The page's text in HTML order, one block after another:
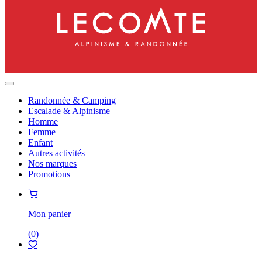
Randonnée & Camping
Escalade & Alpinisme
Homme
Femme
Enfant
Autres activités
Nos marques
Promotions
Mon panier
(0)